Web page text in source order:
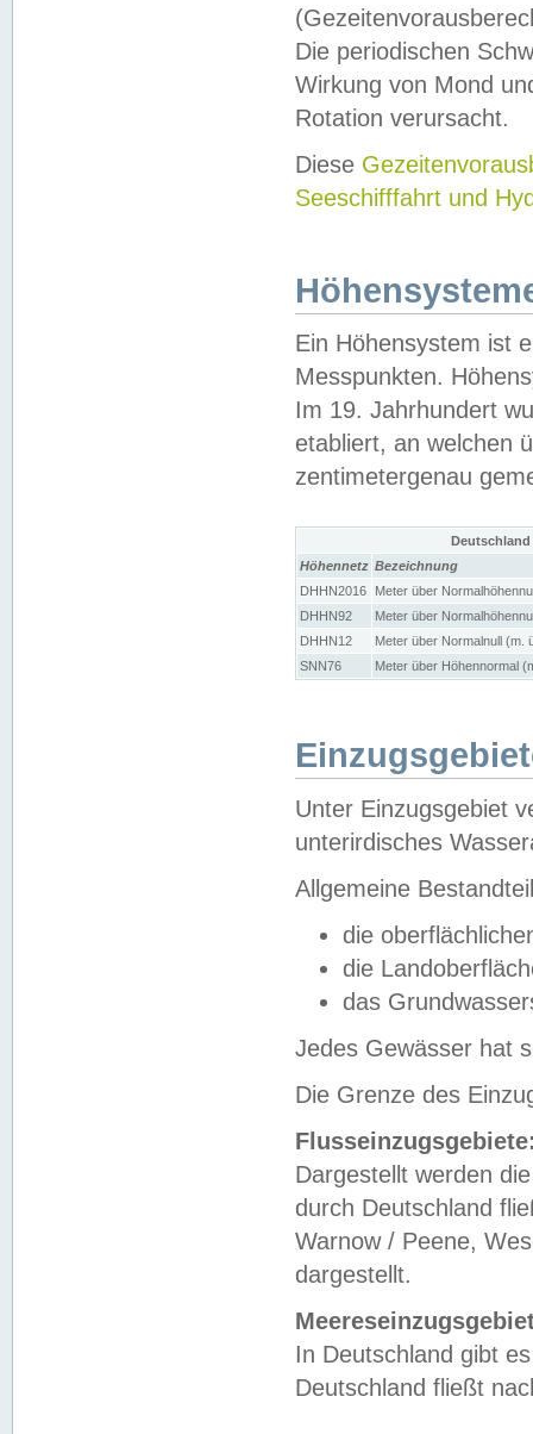
Die periodischen
Wirkung von Mond
Rotation verursacht.
Diese
Seeschifffahrt und
Ein Höhensystem ist
Messpunkten.
Im 19. Jahrhundert
etabliert, an welchen
zentimetergenau
Höhennetz Bezeichnung
DHHN2016
Meter über
DHHN92
Meter über
DHHN12
Meter über Normalnull (m.
SNN76
Meter über Höhennormal
Unter Einzugsgebiet
unterirdisches
Allgemeine
die
die
das
Jedes Gewässer hat
Die Grenze des
Dargestellt werden
durch Deutschland
Warnow / Peene,
dargestellt.
In Deutschland gibt
Deutschland fließt